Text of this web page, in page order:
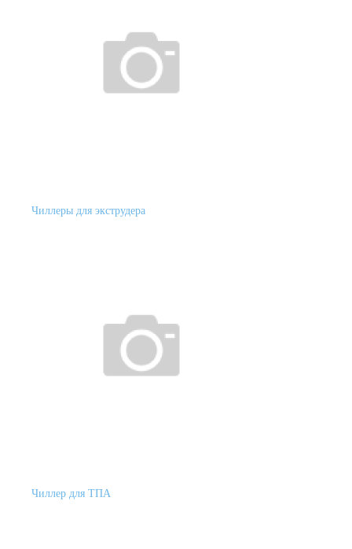
Чиллеры для экструдера
Чиллер для ТПА